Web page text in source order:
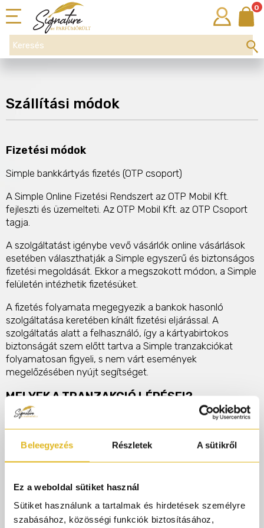
Beleegyezés Részletek A sütikről
Ez a weboldal sütiket használ
Sütiket használunk a tartalmak és hirdetések személyre
szabásához, közösségi funkciók biztosításához,
0
Szállítási módok
Fizetési módok
Simple bankkártyás fizetés (OTP csoport)
A Simple Online Fizetési Rendszert az OTP Mobil Kft.
fejleszti és üzemelteti. Az OTP Mobil Kft. az OTP Csoport
tagja.
A szolgáltatást igénybe vevő vásárlók online vásárlások
esetében választhatják a Simple egyszerű és biztonságos
fizetési megoldását. Ekkor a megszokott módon, a Simple
felületén intézhetik fizetésüket.
A fizetés folyamata megegyezik a bankok hasonló
szolgáltatása keretében kínált fizetési eljárással. A
szolgáltatás alatt a felhasználó, így a kártyabirtokos
biztonságát szem előtt tartva a Simple tranzakciókat
folyamatosan figyeli, s nem várt események
megelőzésében nyújt segítséget.
MELYEK A TRANZAKCIÓ LÉPÉSEI?
A „Fizetés” gombra kattintva Ön átkerül a Simple fizetési
tranzakciót.
A kártyaadatok megadását követően kérjük, ellenőrizze az
A tranzakció feldolgozása elindul a banki feldolgozó
A fizetéseredményéről Ön e-mail útján is értesítést kap,
valamint a Simple rendszere visszairányítja a webáruház